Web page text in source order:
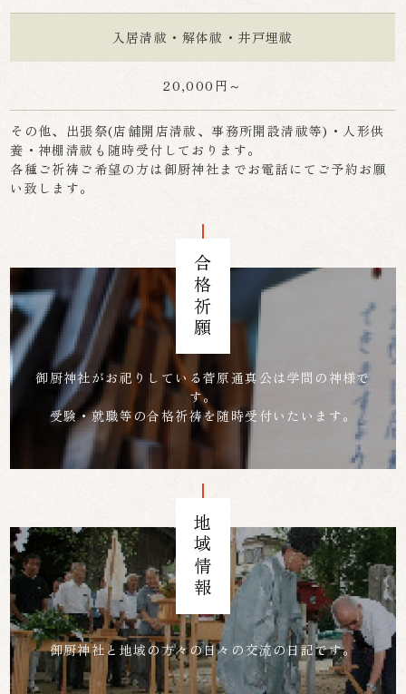
入居清祓・解体祓・井戸埋祓
20,000円～
その他、出張祭(店舗開店清祓、事務所開設清祓等)・人形供
養・神棚清祓も随時受付しております。
各種ご祈祷ご希望の方は御厨神社までお電話にてご予約お願
い致します。
合格祈願
御厨神社がお祀りしている菅原通真公は学問の神様で
す。
受験・就職等の合格祈祷を随時受付いたいます。
地域情報
御厨神社と地域の方々の日々の交流の日記です。